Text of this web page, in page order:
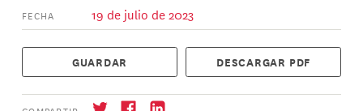
FECHA 19 de julio de 2023
GUARDAR DESCARGAR PDF